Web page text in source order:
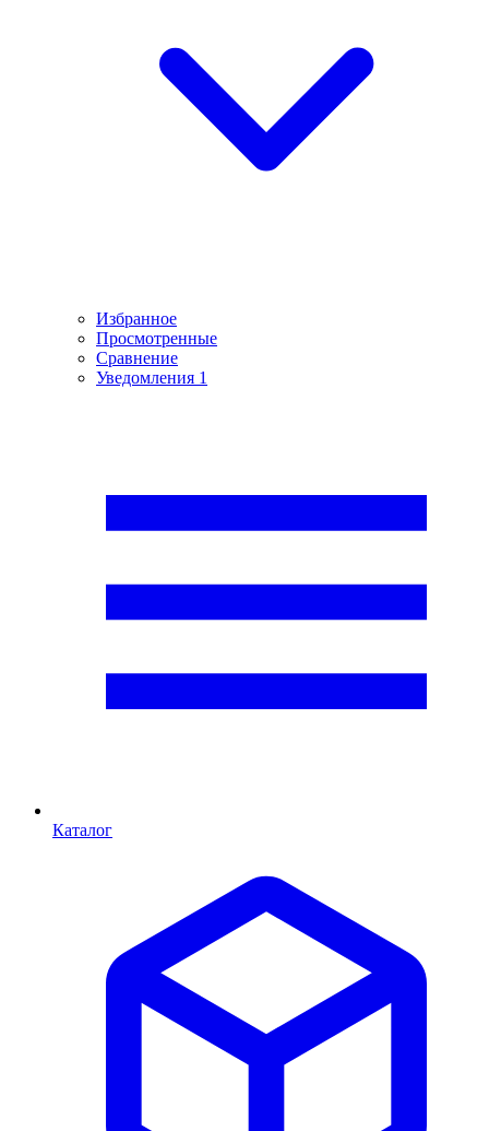
Избранное
Просмотренные
Сравнение
Уведомления 1
Каталог